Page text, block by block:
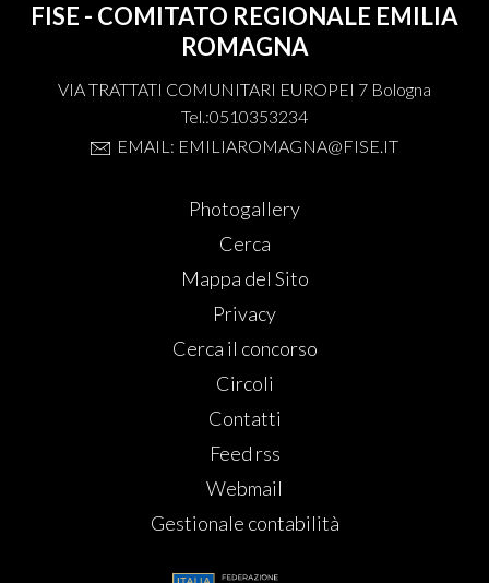
FISE - COMITATO REGIONALE EMILIA
ROMAGNA
VIA TRATTATI COMUNITARI EUROPEI 7 Bologna
Tel.:0510353234
EMAIL: EMILIAROMAGNA@FISE.IT
Photogallery
Cerca
Mappa del Sito
Privacy
Cerca il concorso
Circoli
Contatti
Feed rss
Webmail
Gestionale contabilità